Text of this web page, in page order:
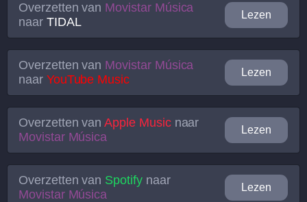
Overzetten van Movistar Música
naar TIDAL
Lezen
Overzetten van Movistar Música
naar YouTube Music
Lezen
Overzetten vanApple Musicnaar
Movistar Música
Lezen
Overzetten van Spotifynaar
Movistar Música
Lezen